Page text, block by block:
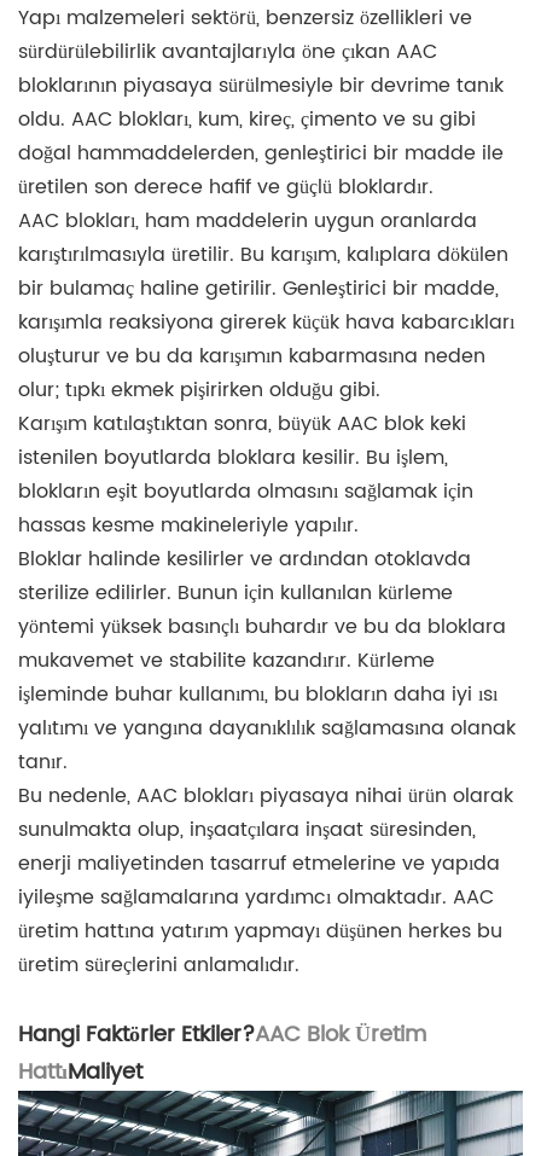
Yapı malzemeleri sektörü, benzersiz özellikleri ve
sürdürülebilirlik avantajlarıyla öne çıkan AAC
bloklarının piyasaya sürülmesiyle bir devrime tanık
oldu. AAC blokları, kum, kireç, çimento ve su gibi
doğal hammaddelerden, genleştirici bir madde ile
üretilen son derece hafif ve güçlü bloklardır.
AAC blokları, ham maddelerin uygun oranlarda
karıştırılmasıyla üretilir. Bu karışım, kalıplara dökülen
bir bulamaç haline getirilir. Genleştirici bir madde,
karışımla reaksiyona girerek küçük hava kabarcıkları
oluşturur ve bu da karışımın kabarmasına neden
olur; tıpkı ekmek pişirirken olduğu gibi.
Karışım katılaştıktan sonra, büyük AAC blok keki
istenilen boyutlarda bloklara kesilir. Bu işlem,
blokların eşit boyutlarda olmasını sağlamak için
hassas kesme makineleriyle yapılır.
Bloklar halinde kesilirler ve ardından otoklavda
sterilize edilirler. Bunun için kullanılan kürleme
yöntemi yüksek basınçlı buhardır ve bu da bloklara
mukavemet ve stabilite kazandırır. Kürleme
işleminde buhar kullanımı, bu blokların daha iyi ısı
yalıtımı ve yangına dayanıklılık sağlamasına olanak
tanır.
Bu nedenle, AAC blokları piyasaya nihai ürün olarak
sunulmakta olup, inşaatçılara inşaat süresinden,
enerji maliyetinden tasarruf etmelerine ve yapıda
iyileşme sağlamalarına yardımcı olmaktadır. AAC
üretim hattına yatırım yapmayı düşünen herkes bu
üretim süreçlerini anlamalıdır.
Hangi Faktörler Etkiler?AAC Blok Üretim
HattıMaliyet